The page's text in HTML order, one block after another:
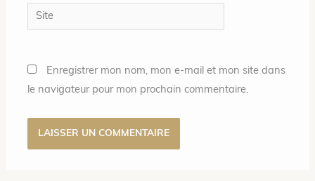
Site
Enregistrer mon nom, mon e-mail et mon site dans
le navigateur pour mon prochain commentaire.